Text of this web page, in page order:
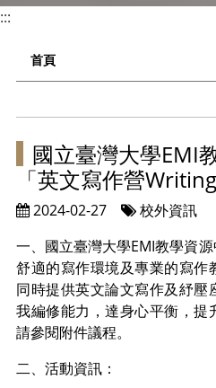
:::
首頁
國立臺灣大學EMI
「英文寫作營
2024-02-27
校外資訊
一、國立臺灣大學EMI教學資
舒適的寫作環境及專業的寫作
同時提供英文論文寫作及紓壓
我編修能力，達身心平衡，提
請參閱附件議程。
二、活動資訊：